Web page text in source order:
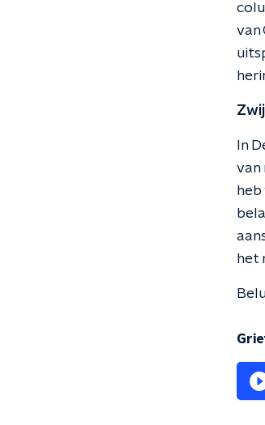
van
In
van
het